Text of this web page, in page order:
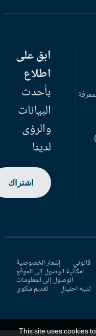
ابق على
اطلاع
بأحدث
البيانات
والرؤى
لدينا
اشتراك
قانوني إشعار الخصوصية
إمكانية الوصول إلى الموقع
الوصول إلى المعلومات
تنبيه احتيال تقديم شكوى
This site uses